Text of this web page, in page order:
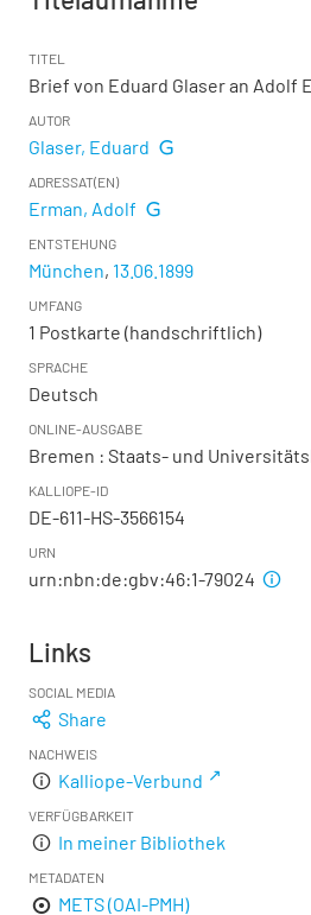
TITEL
Brief von Eduard Glaser an Adolf
AUTOR
Glaser, Eduard
ADRESSAT(EN)
Erman, Adolf
ENTSTEHUNG
München, 13.06.1899
UMFANG
1 Postkarte (handschriftlich)
SPRACHE
Deutsch
ONLINE-AUSGABE
Bremen : Staats- und
KALLIOPE-ID
DE-611-HS-3566154
URN
urn:nbn:de:gbv:46:1-79024
Links
SOCIAL MEDIA
Share
NACHWEIS
Kalliope-Verbund
VERFÜGBARKEIT
In meiner Bibliothek
METADATEN
METS (OAI-PMH)